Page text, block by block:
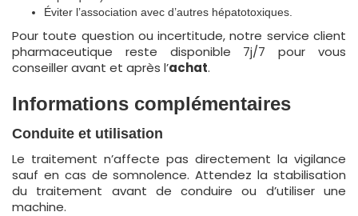
Éviter l’association avec d’autres hépatotoxiques.
Pour toute question ou incertitude, notre service client
pharmaceutique reste disponible 7j/7 pour vous
conseiller avant et après l’achat.
Informations complémentaires
Conduite et utilisation
Le traitement n’affecte pas directement la vigilance
sauf en cas de somnolence. Attendez la stabilisation
du traitement avant de conduire ou d’utiliser une
machine.